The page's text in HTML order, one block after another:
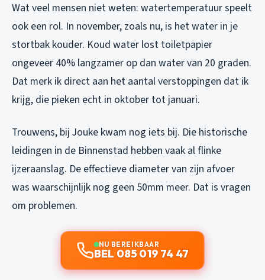
Wat veel mensen niet weten: watertemperatuur speelt
ook een rol. In november, zoals nu, is het water in je
stortbak kouder. Koud water lost toiletpapier
ongeveer 40% langzamer op dan water van 20 graden.
Dat merk ik direct aan het aantal verstoppingen dat ik
krijg, die pieken echt in oktober tot januari.
Trouwens, bij Jouke kwam nog iets bij. Die historische
leidingen in de Binnenstad hebben vaak al flinke
ijzeraanslag. De effectieve diameter van zijn afvoer
was waarschijnlijk nog geen 50mm meer. Dat is vragen
om problemen.
NU BEREIKBAAR
BEL 085 019 74 47